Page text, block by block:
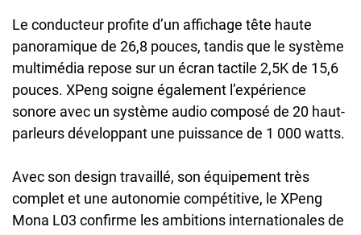
Le conducteur profite d’un affichage tête haute
panoramique de 26,8 pouces, tandis que le système
multimédia repose sur un écran tactile 2,5K de 15,6
pouces. XPeng soigne également l’expérience
sonore avec un système audio composé de 20 haut-
parleurs développant une puissance de 1 000 watts.
Avec son design travaillé, son équipement très
complet et une autonomie compétitive, le XPeng
Mona L03 confirme les ambitions internationales de